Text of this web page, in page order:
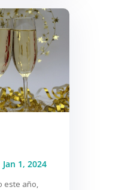
Jan 1, 2024
este año,